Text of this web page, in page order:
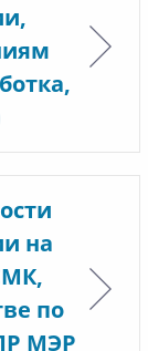
на
по
МЭР